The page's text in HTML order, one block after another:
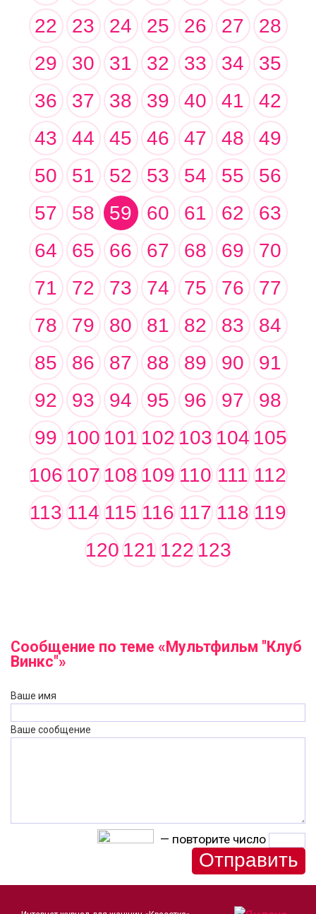
22
23 24 25 26 27
28
29
30 31 32 33 34
35
36
37 38 39 40 41
42
43
44 45 46 47 48
49
50
51 52 53 54 55
56
57
58 59 60 61 62
63
64
65 66 67 68 69
70
71
72 73 74 75 76
77
78
79 80 81 82 83
84
85
86 87 88 89 90
91
92
93 94 95 96 97
98
99 100101102103104105
106107108109110 111 112
113 114 115 116 117 118 119
120121122123
Сообщение по теме «Мультфильм "Клуб
Винкс"»
Ваше имя
Ваше сообщение
— повторите число